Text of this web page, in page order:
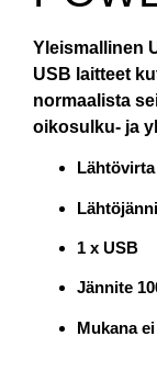
Yleismallinen
USB laitteet
normaalista
oikosulku- ja
Lähtövirta
1 x USB
Jännite
Mukana